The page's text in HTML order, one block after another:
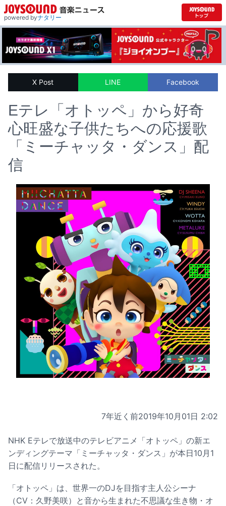
powered byナタリー
X Post LINE Facebook
Eテレ「オトッペ」から好奇
心旺盛な子供たちへの応援歌
「ミーチャッタ・ダンス」配
信
7年近く前2019年10月01日 2:02
NHK Eテレで放送中のテレビアニメ「オトッペ」の新エ
ンディングテーマ「ミーチャッタ・ダンス」が本日10月1
日に配信リリースされた。
「オトッペ」は、世界一のDJを目指す主人公シーナ
（CV：久野美咲）と音から生まれた不思議な生き物・オ